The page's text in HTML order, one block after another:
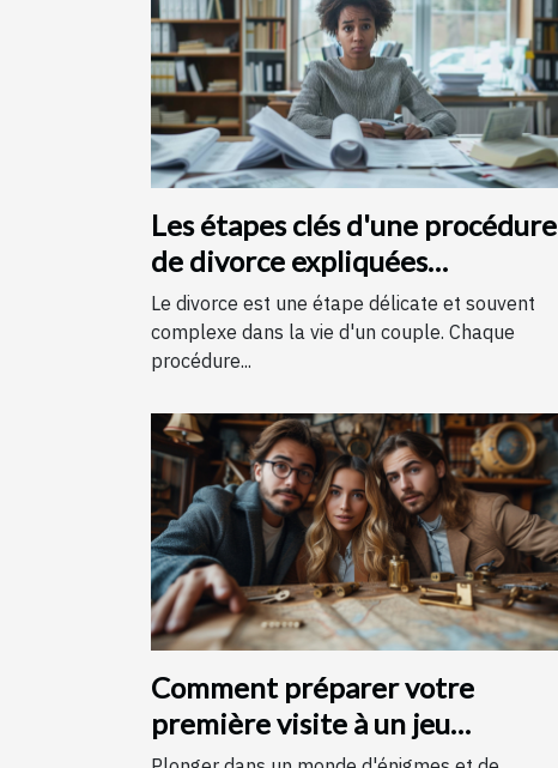
Les étapes clés d'une procédure
de divorce expliquées
simplement
Le divorce est une étape délicate et souvent
complexe dans la vie d'un couple. Chaque
procédure...
Comment préparer votre
première visite à un jeu
d'évasion : conseils et astuces